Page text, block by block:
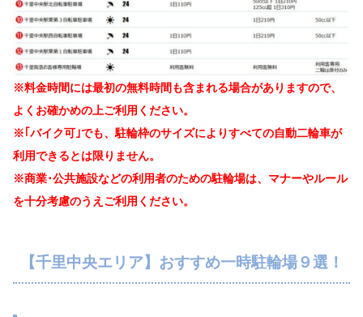
※料金時間には最初の無料時間も含まれる場合がありますので、
よくお確かめの上ご利用ください。
※｢バイク可｣でも、駐輪枠のサイズによりすべての自動二輪車が
利用できるとは限りません。
※商業･公共施設などの利用者のための駐輪場は、マナーやルール
を十分考慮のうえご利用ください。
【千里中央エリア】おすすめ一時駐輪場９選！